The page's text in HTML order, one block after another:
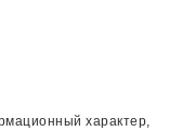
характер,